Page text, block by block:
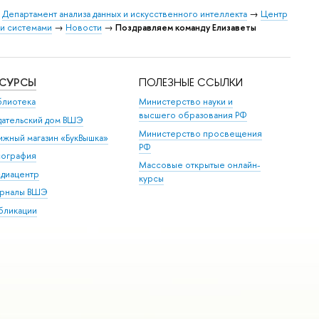
Департамент анализа данных и искусственного интеллекта → Центр
системами → Новости → Поздравляем команду Елизаветы
дом ВШЭ
магазин «БукВышка»
ВШЭ
ПОЛЕЗНЫЕ ССЫЛКИ
Министерство науки и
высшего образования РФ
Министерство просвещения
РФ
Массовые открытые онлайн-
курсы